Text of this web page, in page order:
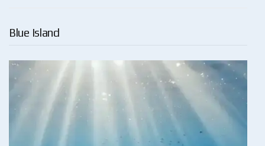
Blue Island